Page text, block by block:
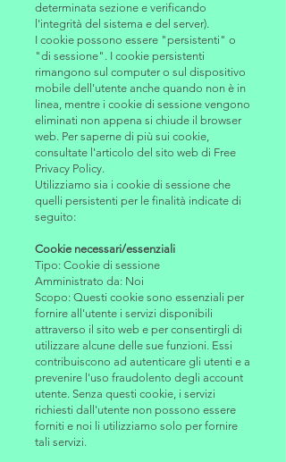
determinata sezione e verificando
l'integrità del sistema e del server).
I cookie possono essere "persistenti" o
"di sessione". I cookie persistenti
rimangono sul computer o sul dispositivo
mobile dell'utente anche quando non è in
linea, mentre i cookie di sessione vengono
eliminati non appena si chiude il browser
web. Per saperne di più sui cookie,
consultate l'articolo del sito web di Free
Privacy Policy.
Utilizziamo sia i cookie di sessione che
quelli persistenti per le finalità indicate di
seguito:
Cookie necessari/essenziali
Tipo: Cookie di sessione
Amministrato da: Noi
Scopo: Questi cookie sono essenziali per
fornire all'utente i servizi disponibili
attraverso il sito web e per consentirgli di
utilizzare alcune delle sue funzioni. Essi
contribuiscono ad autenticare gli utenti e a
prevenire l'uso fraudolento degli account
utente. Senza questi cookie, i servizi
richiesti dall'utente non possono essere
forniti e noi li utilizziamo solo per fornire
tali servizi.